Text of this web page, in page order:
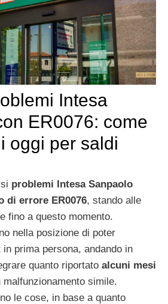
Intesa
ER0076: come
oggi per saldi
problemi Intesa Sanpaolo
di errore ER0076, stando alle
fino a questo momento.
nella posizione di poter
prima persona, andando in
quanto riportato alcuni mesi
simile.
le cose, in base a quanto